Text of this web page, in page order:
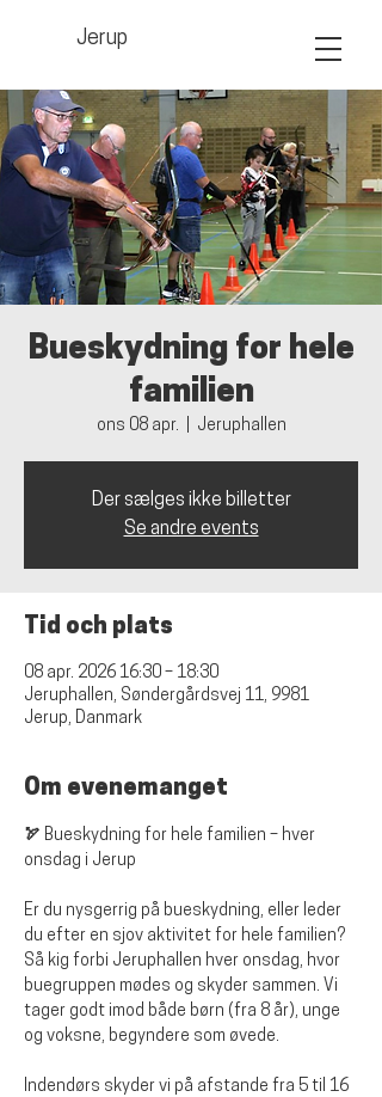
Jerup
Bueskydning for hele
familien
ons 08 apr. Jeruphallen
Der sælges ikke billetter
Se andre events
Tid och plats
08 apr. 2026 16:30 – 18:30
Jeruphallen, Søndergårdsvej 11, 9981
Jerup, Danmark
Om evenemanget
🏹 Bueskydning for hele familien – hver
onsdag i Jerup
Er du nysgerrig på bueskydning, eller leder
du efter en sjov aktivitet for hele familien?
Så kig forbi Jeruphallen hver onsdag, hvor
buegruppen mødes og skyder sammen. Vi
tager godt imod både børn (fra 8 år), unge
og voksne, begyndere som øvede.
Indendørs skyder vi på afstande fra 5 til 16